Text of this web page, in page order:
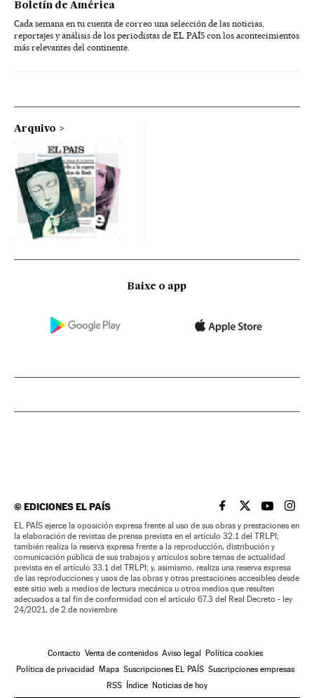
Boletín de América
Cada semana en tu cuenta de correo una selección de las noticias,
reportajes y análisis de los periodistas de EL PAÍS con los acontecimientos
más relevantes del continente.
Arquivo
Baixe o app
©EDICIONES EL PAÍS EL PAÍS BRASIL EN
EL PAÍSEL PAÍS
EL
EL PAÍS ejerce la oposición expresa frente al uso de sus obras y prestaciones en
la elaboración de revistas de prensa prevista en el artículo 32.1 del TRLPI;
también realiza la reserva expresa frente a la reproducción, distribución y
comunicación pública de sus trabajos y artículos sobre temas de actualidad
prevista en el artículo 33.1 del TRLPI; y, asimismo, realiza una reserva expresa
de las reproducciones y usos de las obras y otras prestaciones accesibles desde
este sitio web a medios de lectura mecánica u otros medios que resulten
adecuados a tal fin de conformidad con el artículo 67.3 del Real Decreto - ley
24/2021, de 2 de noviembre
Contacto Venta de contenidos Aviso legal Política cookies
Política de privacidad Mapa Suscripciones EL PAÍS Suscripciones empresas
RSS Índice Noticias de hoy